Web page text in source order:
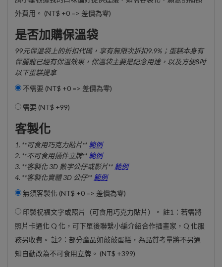
外費用。 (NT$ +0 => 差價為零)
是否加購保溫袋
99元保溫袋上的折扣代碼，享有無限次折扣9.9%；蛋糕本身有
保麗龍已經有保溫效果，保溫袋主要是紀念用途，以及方便8吋
以下蛋糕提拿
不需要 (NT$ +0 => 差價為零)
需要 (NT$ +99)
客製化
1. **可食用巧克力貼片** 範例
2. **不可食用插件立牌** 範例
3. **客製化 3D 數字公仔或影片** 範例
4. **客製化實體 3D 公仔** 範例
無須客製化 (NT$ +0 => 差價為零)
印製祝福文字或照片（可食用巧克力貼片）。 註1：若需將
照片卡通化 Q 化，可下單後聯繫小編介紹合作插畫家，Q 化服
務另收費。 註2：部分產品如敲敲蛋糕，為品質考量將不另通
知自動改為不可食用立牌。 (NT$ +399)